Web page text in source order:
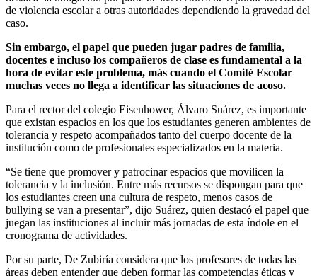
de violencia escolar a otras autoridades dependiendo la gravedad del
caso.
Sin embargo, el papel que pueden jugar padres de familia,
docentes e incluso los compañeros de clase es fundamental a la
hora de evitar este problema, más cuando el Comité Escolar
muchas veces no llega a identificar las situaciones de acoso.
Para el rector del colegio Eisenhower, Álvaro Suárez, es importante
que existan espacios en los que los estudiantes generen ambientes de
tolerancia y respeto acompañados tanto del cuerpo docente de la
institución como de profesionales especializados en la materia.
“Se tiene que promover y patrocinar espacios que movilicen la
tolerancia y la inclusión. Entre más recursos se dispongan para que
los estudiantes creen una cultura de respeto, menos casos de
bullying se van a presentar”, dijo Suárez, quien destacó el papel que
juegan las instituciones al incluir más jornadas de esta índole en el
cronograma de actividades.
Por su parte, De Zubiría considera que los profesores de todas las
áreas deben entender que deben formar las competencias éticas y